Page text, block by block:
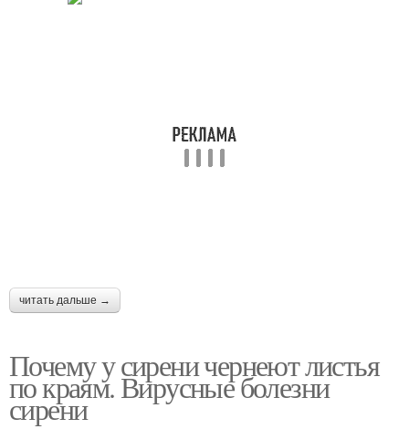
читать дальше →
Почему у сирени чернеют листья
по краям. Вирусные болезни
сирени